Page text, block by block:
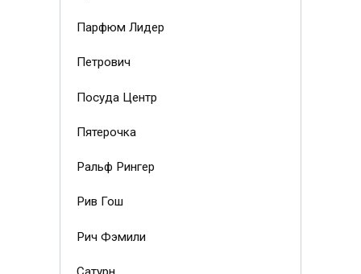
Парфюм Лидер
Петрович
Посуда Центр
Пятерочка
Ральф Рингер
Рив Гош
Рич Фэмили